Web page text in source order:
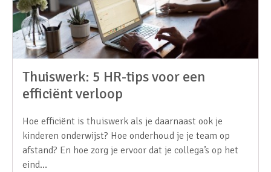
Thuiswerk: 5 HR-tips voor een
efficiënt verloop
Hoe efficiënt is thuiswerk als je daarnaast ook je
kinderen onderwijst? Hoe onderhoud je je team op
afstand? En hoe zorg je ervoor dat je collega’s op het
eind…